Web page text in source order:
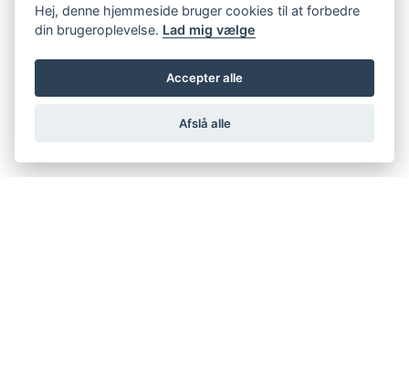
Hej, denne hjemmeside bruger cookies til at forbedre
din brugeroplevelse. Lad mig vælge
Accepter alle
Afslå alle